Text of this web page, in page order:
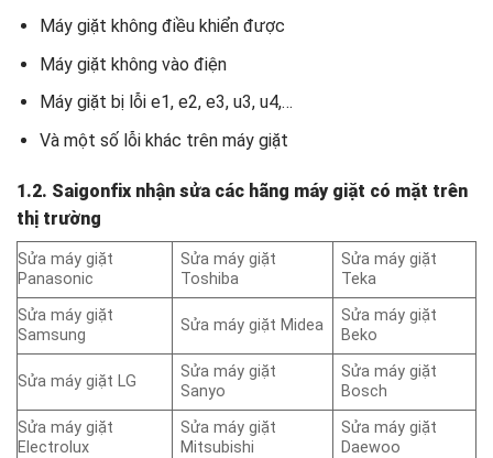
Máy giặt không điều khiển được
Máy giặt không vào điện
Máy giặt bị lỗi e1, e2, e3, u3, u4,…
Và một số lỗi khác trên máy giặt
1.2. Saigonfix nhận sửa các hãng máy giặt có mặt trên
thị trường
Sửa máy giặt
Panasonic
Sửa máy giặt
Toshiba
Sửa máy giặt
Teka
Sửa máy giặt
Samsung
Sửa máy giặt Midea
Sửa máy giặt
Beko
Sửa máy giặt LG
Sửa máy giặt
Sanyo
Sửa máy giặt
Bosch
Sửa máy giặt
Electrolux
Sửa máy giặt
Mitsubishi
Sửa máy giặt
Daewoo